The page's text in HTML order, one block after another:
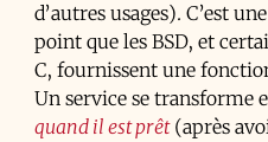
d’autres usages). C’est
point que les BSD, et
C, fournissent une
Un service se transforme
quand il est prêt(après